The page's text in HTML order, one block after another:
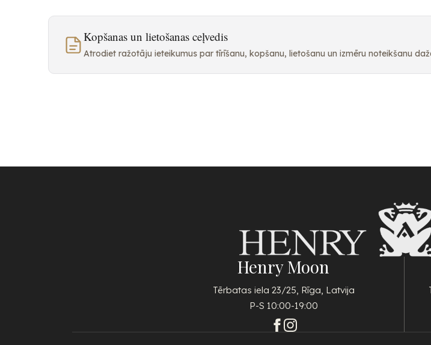
Kopšanas un lietošanas ceļvedis
Atrodiet ražotāju ieteikumus par tīrīšanu, kopšanu, lietošanu un izmēru noteikšanu
Henry Moon
Tērbatas iela 23/25, Rīga, Latvija
P-S 10:00-19:00